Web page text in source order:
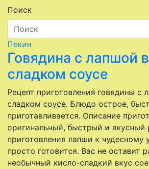
Поиск
Пекин
Говядина с лапшой
сладком соусе
Рецепт приготовления говядины с
сладком соусе. Блюдо острое,
приготавливается. Описание
оригинальный, быстрый и вкусный
приготовления лапши к чудесному
просто готовится. Вас не оставит
необычный кисло-сладкий вкус